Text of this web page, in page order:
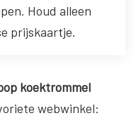
Houd alleen
prijskaartje.
koektrommel
webwinkel: